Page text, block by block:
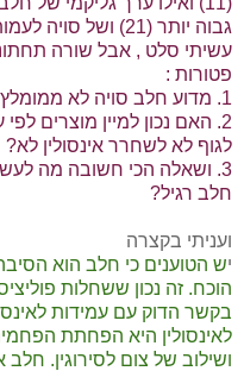
עשיתי סלט , אבל שורה
פטורות :
1. מדוע חלב סויה לא ממומלץ בפילאו?
2. האם נכון למיין מוצרים
לגוף לא לשחרר אינסולין לא?
3. ושאלה הכי חשובה מה
חלב רגיל?
ועניתי בקצרה
יש הטוענים כי חלב הוא
הוכח. זה נכון ששחלות
בקשר הדוק עם עמידות
לאינסולין היא הפחתת
ושילוב של צום לסירוגין.